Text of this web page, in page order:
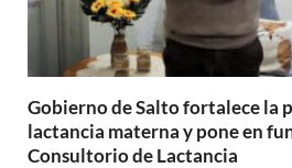
Gobierno de Salto fortalece la
lactancia materna y pone en
Consultorio de Lactancia